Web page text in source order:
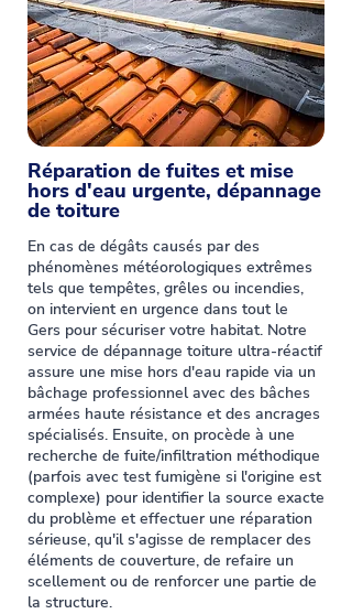
Réparation de fuites et mise
hors d'eau urgente, dépannage
de toiture
En cas de dégâts causés par des
phénomènes météorologiques extrêmes
tels que tempêtes, grêles ou incendies,
on intervient en urgence dans tout le
Gers pour sécuriser votre habitat. Notre
service de dépannage toiture ultra-réactif
assure une mise hors d'eau rapide via un
bâchage professionnel avec des bâches
armées haute résistance et des ancrages
spécialisés. Ensuite, on procède à une
recherche de fuite/infiltration méthodique
(parfois avec test fumigène si l'origine est
complexe) pour identifier la source exacte
du problème et effectuer une réparation
sérieuse, qu'il s'agisse de remplacer des
éléments de couverture, de refaire un
scellement ou de renforcer une partie de
la structure.